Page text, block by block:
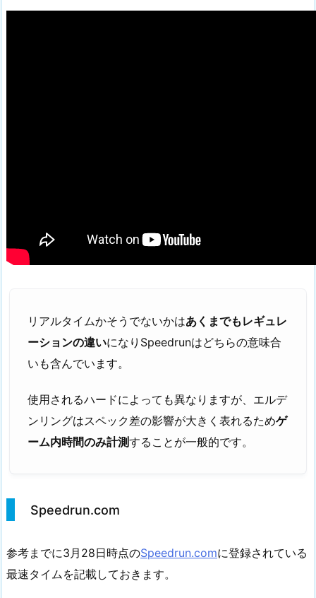
リアルタイムかそうでないかはあくまでもレギュレ
ーションの違いになりSpeedrunはどちらの意味合
いも含んでいます。
使用されるハードによっても異なりますが、エルデ
ンリングはスペック差の影響が大きく表れるためゲ
ーム内時間のみ計測することが一般的です。
Speedrun.com
参考までに3月28日時点のSpeedrun.comに登録されている
最速タイムを記載しておきます。